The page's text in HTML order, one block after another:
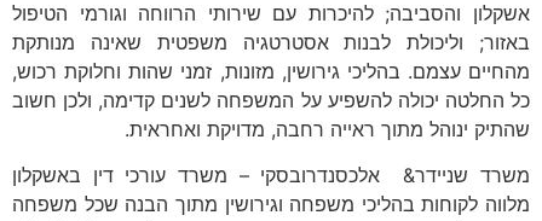
אשקלון והסביבה; להיכרות עם שירותי הרווחה וגורמי הטיפול
באזור; וליכולת לבנות אסטרטגיה משפטית שאינה מנותקת
מהחיים עצמם. בהליכי גירושין, מזונות, זמני שהות וחלוקת רכוש,
כל החלטה יכולה להשפיע על המשפחה לשנים קדימה, ולכן חשוב
שהתיק ינוהל מתוך ראייה רחבה, מדויקת ואחראית.
משרד שניידר& אלכסנדרובסקי – משרד עורכי דין באשקלון
מלווה לקוחות בהליכי משפחה וגירושין מתוך הבנה שכל משפחה